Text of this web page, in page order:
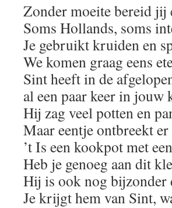
Zonder moeite bereid jij
Soms Hollands, soms
Je gebruikt kruiden en
We komen graag eens
Sint heeft in de
al een paar keer in jouw
Hij zag veel potten en
Maar eentje ontbreekt er
’t Is een kookpot met
Heb je genoeg aan dit
Hij is ook nog bijzonder
Je krijgt hem van Sint,